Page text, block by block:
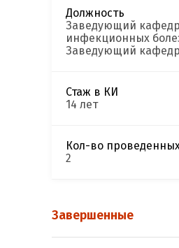
Должность
Заведующий
инфекционных
Заведующий
Стаж в КИ
14 лет
Кол-во
2
Завершенные